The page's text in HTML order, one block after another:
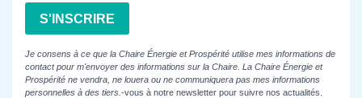
S'INSCRIRE
Je consens à ce que la Chaire Énergie et Prospérité utilise mes informations de
contact pour m'envoyer des informations sur la Chaire. La Chaire Énergie et
Prospérité ne vendra, ne louera ou ne communiquera pas mes informations
personnelles à des tiers. -vous à notre newsletter pour suivre nos actualités.